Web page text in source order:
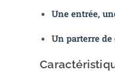
Une entrée,
Un parterre